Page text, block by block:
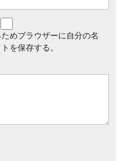
めブラウザーに自分の名
を保存する。